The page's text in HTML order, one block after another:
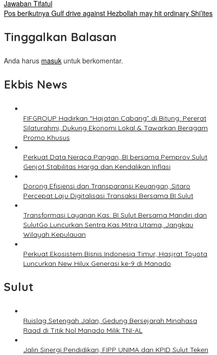
Jawaban Tifatul
Pos berikutnya Gulf drive against Hezbollah may hit ordinary Shi’ites
Tinggalkan Balasan
Anda harus masuk untuk berkomentar.
Ekbis News
FIFGROUP Hadirkan “Hajatan Cabang” di Bitung: Pererat
Silaturahmi, Dukung Ekonomi Lokal & Tawarkan Beragam
Promo Khusus
Perkuat Data Neraca Pangan, BI bersama Pemprov Sulut
Genjot Stabilitas Harga dan Kendalikan Inflasi
Dorong Efisiensi dan Transparansi Keuangan, Sitaro
Percepat Laju Digitalisasi Transaksi Bersama BI Sulut
Transformasi Layanan Kas: BI Sulut Bersama Mandiri dan
SulutGo Luncurkan Sentra Kas Mitra Utama, Jangkau
Wilayah Kepulauan
Perkuat Ekosistem Bisnis Indonesia Timur, Hasjrat Toyota
Luncurkan New Hilux Generasi ke-9 di Manado
Sulut
Ruislag Setengah Jalan, Gedung Bersejarah Minahasa
Raad di Titik Nol Manado Milik TNI-AL
Jalin Sinergi Pendidikan, FIPP UNIMA dan KPID Sulut Teken